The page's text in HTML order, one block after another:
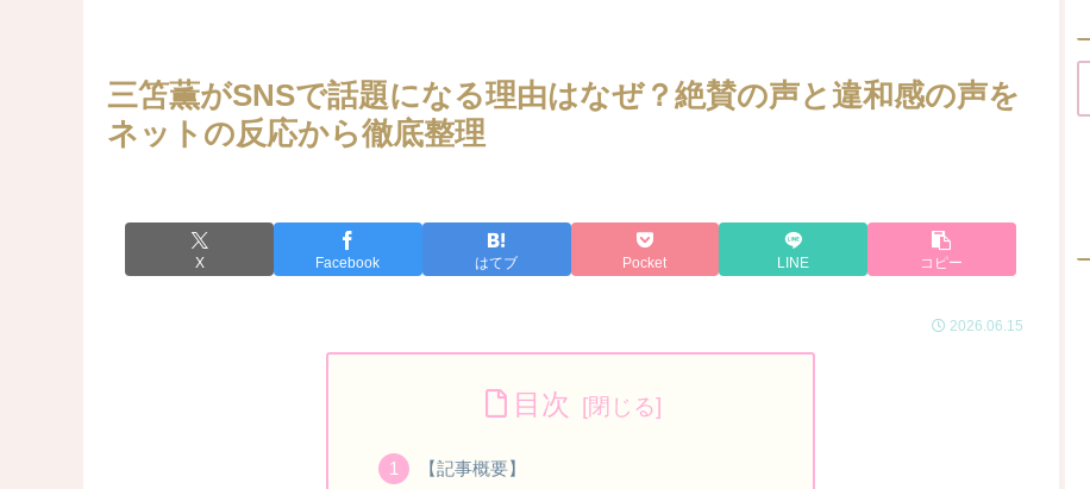
三笘薫がSNSで話題になる理由はなぜ？絶賛の声と違和感の声を
ネットの反応から徹底整理
X Facebook はてブ Pocket LINE コピー
2026.06.15
目次
【記事概要】